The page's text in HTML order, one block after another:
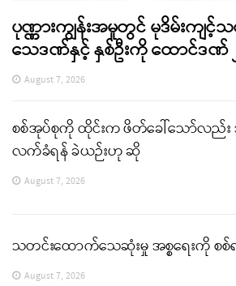
ပုဏ္ဏားကျွန်းအမှုတွင် မုဒိမ်းက
သေဒဏ်နှင့် နှစ်ဦးကို ထောင်ဒဏ်
August 7, 2026
စစ်အုပ်စုကို ထိုင်းက ဖိတ်ခေါ်သော်လည်
လက်ခံရန် ခဲယဉ်းဟု ဆို
August 7, 2026
သတင်းထောက်သေဆုံးမှု အစ္စရေးကို စစ်
August 7, 2026